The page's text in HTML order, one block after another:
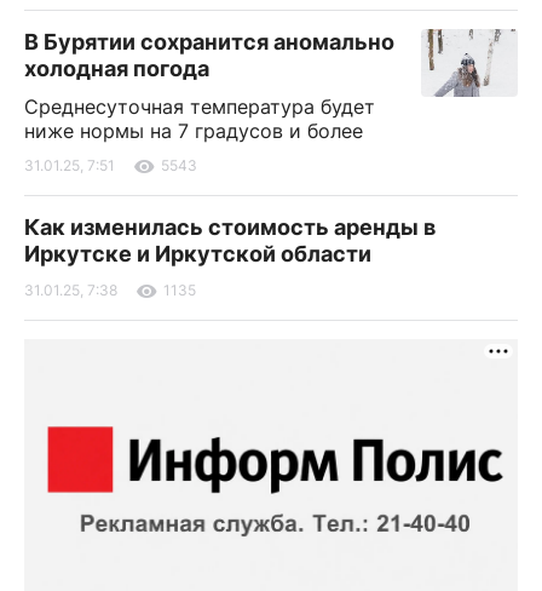
В Бурятии сохранится аномально
холодная погода
Среднесуточная температура будет
ниже нормы на 7 градусов и более
31.01.25, 7:51 5543
Как изменилась стоимость аренды в
Иркутске и Иркутской области
31.01.25, 7:38 1135